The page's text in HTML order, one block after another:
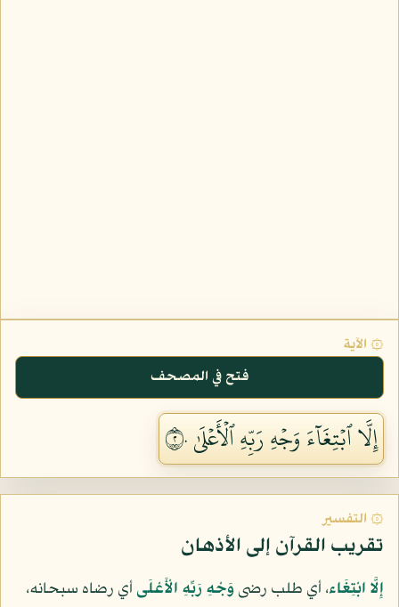
۞ الآية
فتح في المصحف
إِلَّا ٱبۡتِغَآءَ وَجۡهِ رَبِّهِ ٱلۡأَعۡلَىٰ ٢٠
۞ التفسير
تقريب القرآن إلى الأذهان
إِلَّا ابْتِغَاء، أي طلب رضىوَجْهِ رَبِّهِ الْأَعْلَىأي رضاه سبحانه،